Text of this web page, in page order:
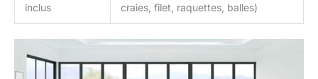
inclus
craies, filet, raquettes, balles)